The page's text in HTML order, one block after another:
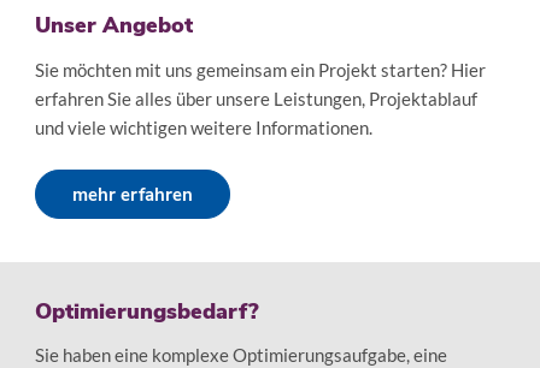
Unser Angebot
Sie möchten mit uns gemeinsam ein Projekt starten? Hier
erfahren Sie alles über unsere Leistungen, Projektablauf
und viele wichtigen weitere Informationen.
mehr erfahren
Optimierungsbedarf?
Sie haben eine komplexe Optimierungsaufgabe, eine